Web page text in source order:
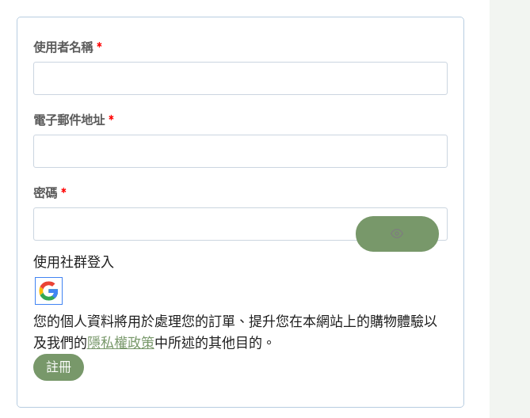
使用者名稱 *必
電子郵件地址 *必
密碼 *必
使用社群登入
您的個人資料將用於處理您的訂單、提升您在本網站上的購物體驗以
及我們的 隱私權政策中所述的其他目的。
註冊